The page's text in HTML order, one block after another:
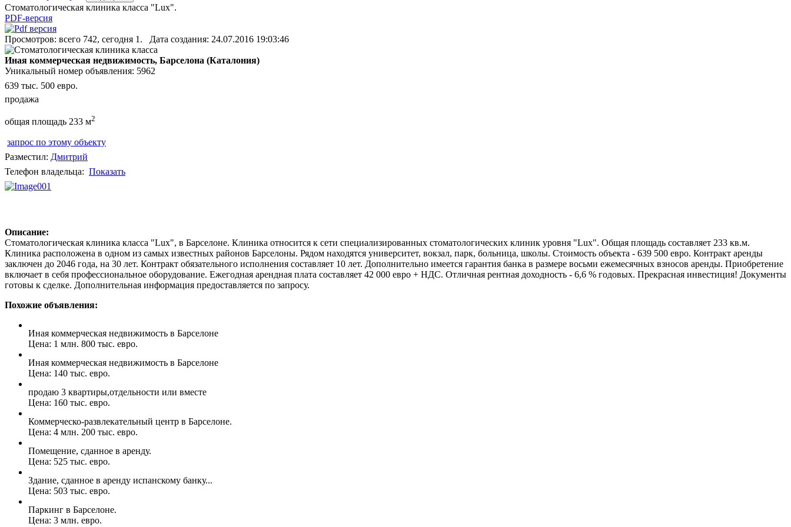
Стоматологическая клиника класса "Lux".
PDF-версия
Просмотров: всего 742, сегодня 1. Дата создания: 24.07.2016 19:03:46
Иная коммерческая недвижимость, Барселона (Каталония)
Уникальный номер объявления: 5962
639 тыс. 500 евро.
продажа
общая площадь 233 м2
запрос по этому объекту
Разместил: Дмитрий
Телефон владельца: Показать
Описание:
Стоматологическая клиника класса "Lux", в Барселоне. Клиника относится к сети специализированных стоматологических клиник уровня "Lux". Общая площадь составляет 233 кв.м.
Клиника расположена в одном из самых известных районов Барселоны. Рядом находятся университет, вокзал, парк, больница, школы. Стоимость объекта - 639 500 евро. Контракт аренды
заключен до 2046 года, на 30 лет. Контракт обязательного исполнения составляет 10 лет. Дополнительно имеется гарантия банка в размере восьми ежемесячных взносов аренды. Приобретение
включает в себя профессиональное оборудование. Ежегодная арендная плата составляет 42 000 евро + НДС. Отличная рентная доходность - 6,6 % годовых. Прекрасная инвестиция! Документы
готовы к сделке. Дополнительная информация предоставляется по запросу.
Похожие объявления:
Иная коммерческая недвижимость в Барселоне
Цена: 1 млн. 800 тыс. евро.
Иная коммерческая недвижимость в Барселоне
Цена: 140 тыс. евро.
продаю 3 квартиры,отдельности или вместе
Цена: 160 тыс. евро.
Коммерческо-развлекательный центр в Барселоне.
Цена: 4 млн. 200 тыс. евро.
Помещение, сданное в аренду.
Цена: 525 тыс. евро.
Здание, сданное в аренду испанскому банку...
Цена: 503 тыс. евро.
Паркинг в Барселоне.
Цена: 3 млн. евро.